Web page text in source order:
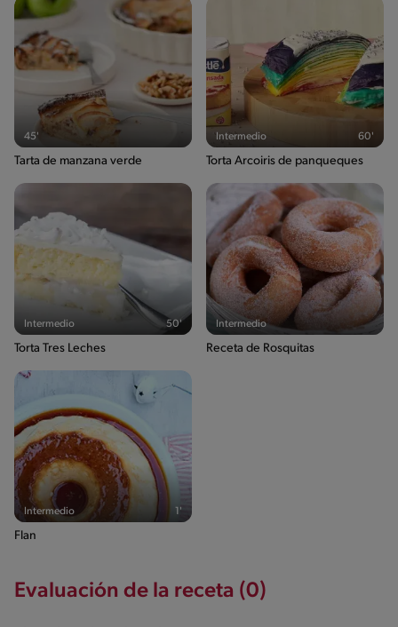
45'
Tarta de manzana verde
Intermedio 60'
Torta Arcoiris de panqueques
Intermedio 50'
Torta Tres Leches
Intermedio
Receta de Rosquitas
Intermedio 1'
Flan
Evaluación de la receta (0)